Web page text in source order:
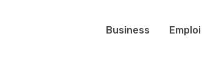
Business Emploi